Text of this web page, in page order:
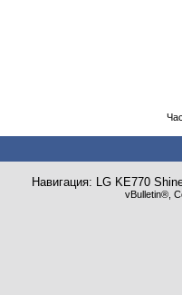
Навигация: LG KE770
vBulletin®,